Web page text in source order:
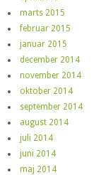
marts 2015
februar 2015
januar 2015
december 2014
november 2014
oktober 2014
september 2014
august 2014
juli 2014
juni 2014
maj 2014